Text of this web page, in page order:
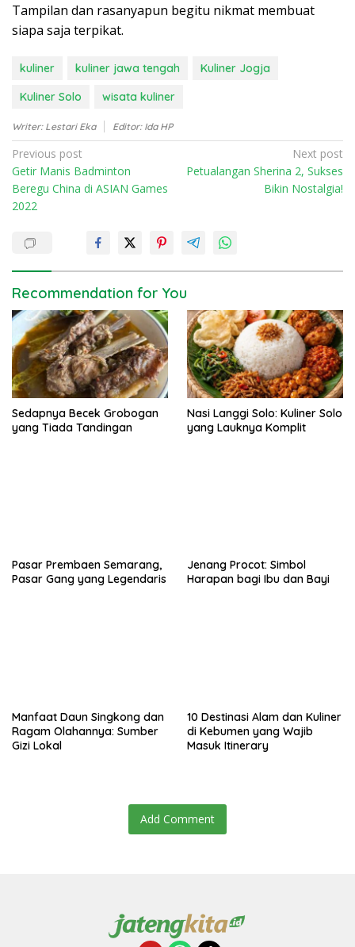
Tampilan dan rasanyapun begitu nikmat membuat
siapa saja terpikat.
kuliner kuliner jawa tengah
Kuliner Jogja
Kuliner Solo
wisata kuliner
Writer: Lestari Eka Editor: Ida HP
P
o
s
a
v
i
g
a
t
i
o
Previous post
Getir Manis Badminton
Beregu China di ASIAN Games
2022
Next post
Petualangan Sherina 2, Sukses
Bikin Nostalgia!
Recommendation for You
Sedapnya Becek Grobogan
yang Tiada Tandingan
Nasi Langgi Solo: Kuliner Solo
yang Lauknya Komplit
Pasar Prembaen Semarang,
Pasar Gang yang Legendaris
Jenang Procot: Simbol
Harapan bagi Ibu dan Bayi
Manfaat Daun Singkong dan
Ragam Olahannya: Sumber
Gizi Lokal
10 Destinasi Alam dan Kuliner
di Kebumen yang Wajib
Masuk Itinerary
Add Comment